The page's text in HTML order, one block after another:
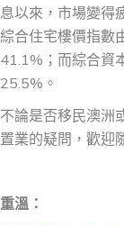
息以來，市場變得
綜合住宅樓價指數
41.1%；而綜合資
25.5%。
不論是否移民澳洲
置業的疑問，歡迎
重溫：